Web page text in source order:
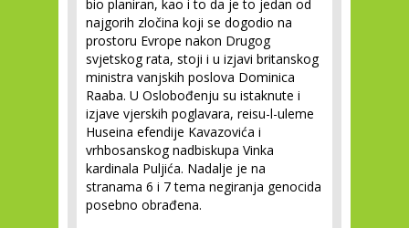
bio planiran, kao i to da je to jedan od
najgorih zločina koji se dogodio na
prostoru Evrope nakon Drugog
svjetskog rata, stoji i u izjavi britanskog
ministra vanjskih poslova Dominica
Raaba. U Oslobođenju su istaknute i
izjave vjerskih poglavara, reisu-l-uleme
Huseina efendije Kavazovića i
vrhbosanskog nadbiskupa Vinka
kardinala Puljića. Nadalje je na
stranama 6 i 7 tema negiranja genocida
posebno obrađena.